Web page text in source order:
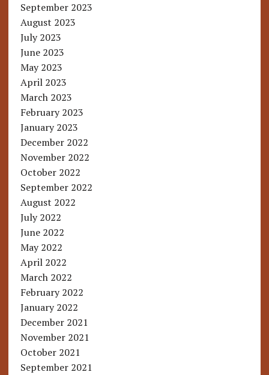
September 2023
August 2023
July 2023
June 2023
May 2023
April 2023
March 2023
February 2023
January 2023
December 2022
November 2022
October 2022
September 2022
August 2022
July 2022
June 2022
May 2022
April 2022
March 2022
February 2022
January 2022
December 2021
November 2021
October 2021
September 2021